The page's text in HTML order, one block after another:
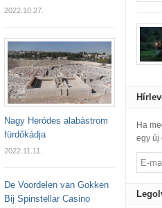
2022.10.27.
Nagy Heródes alabástrom
fürdőkádja
2022.11.11.
De Voordelen van Gokken
Bij Spinstellar Casino
Ha
egy új